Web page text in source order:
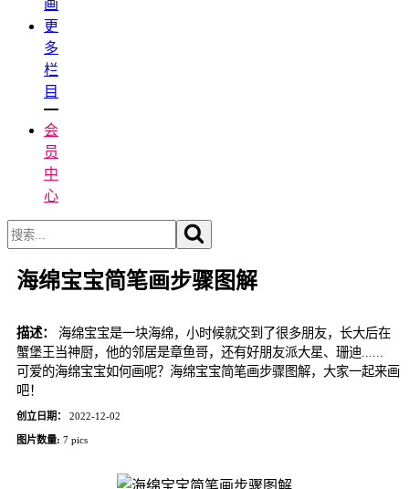
画
更
多
栏
目
会
员
中
心
海绵宝宝简笔画步骤图解
描述：
海绵宝宝是一块海绵，小时候就交到了很多朋友，长大后在
蟹堡王当神厨，他的邻居是章鱼哥，还有好朋友派大星、珊迪......
可爱的海绵宝宝如何画呢？海绵宝宝简笔画步骤图解，大家一起来画
吧！
创立日期： 2022-12-02
图片数量: 7 pics